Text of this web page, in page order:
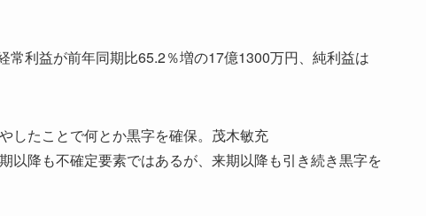
利益が前年同期比65.2％増の17億1300万円、純利益は
したことで何とか黒字を確保。茂木敏充
以降も不確定要素ではあるが、来期以降も引き続き黒字を